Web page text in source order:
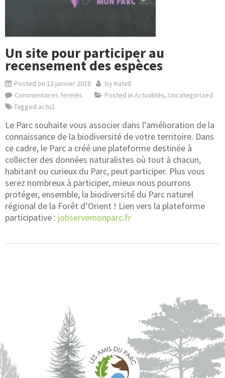
Un site pour participer au
recensement des espèces
Posted on 12 janvier 2018 by Katell
Commentaires fermés
Posted in Actualités, Uncategorized
Tagged actu2
Le Parc souhaite vous associer dans l’amélioration de la
connaissance de la biodiversité de votre territoire. Dans
ce cadre, le Parc a créé une plateforme destinée à
collecter des données naturalistes où tout à chacun,
habitant ou curieux du Parc, peut participer. Plus vous
serez nombreux à participer, mieux nous pourrons
protéger, ensemble, la biodiversité du Parc naturel
régional de la Forêt d’Orient ! Lien vers la plateforme
participative : jobservemonparc.fr